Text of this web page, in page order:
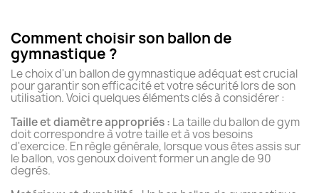
Comment choisir son ballon de
gymnastique ?
Le choix d'un ballon de gymnastique adéquat est crucial
pour garantir son efficacité et votre sécurité lors de son
utilisation. Voici quelques éléments clés à considérer :
Taille et diamètre appropriés : La taille du ballon de gym
doit correspondre à votre taille et à vos besoins
d'exercice. En règle générale, lorsque vous êtes assis sur
le ballon, vos genoux doivent former un angle de 90
degrés.